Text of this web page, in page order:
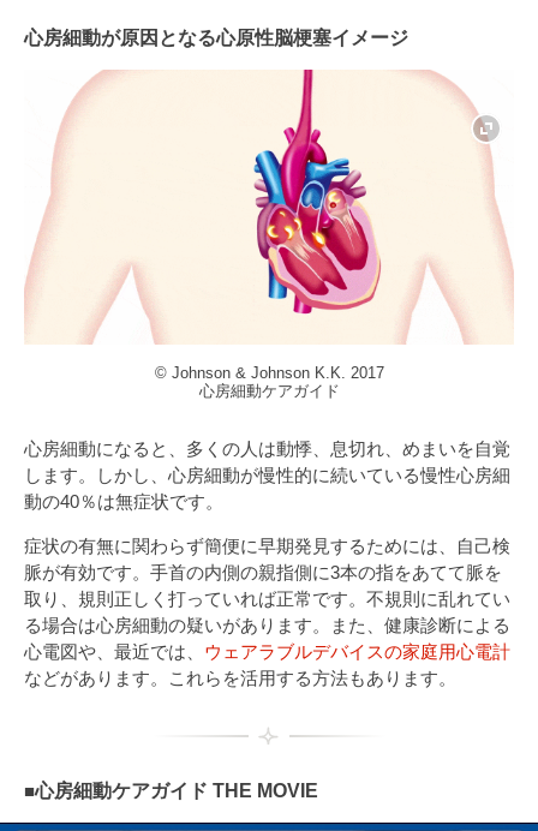
心房細動が原因となる心原性脳梗塞イメージ
© Johnson & Johnson K.K. 2017
心房細動ケアガイド
心房細動になると、多くの人は動悸、息切れ、めまいを自覚
します。しかし、心房細動が慢性的に続いている慢性心房細
動の40％は無症状です。
症状の有無に関わらず簡便に早期発見するためには、自己検
脈が有効です。手首の内側の親指側に3本の指をあてて脈を
取り、規則正しく打っていれば正常です。不規則に乱れてい
る場合は心房細動の疑いがあります。また、健康診断による
心電図や、最近では、 ウェアラブルデバイスの家庭用心電計
などがあります。これらを活用する方法もあります。
■心房細動ケアガイド THE MOVIE